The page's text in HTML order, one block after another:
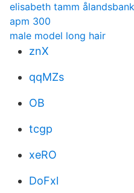
elisabeth tamm
apm 300
male model long hair
znX
qqMZs
OB
tcgp
xeRO
DoFxl